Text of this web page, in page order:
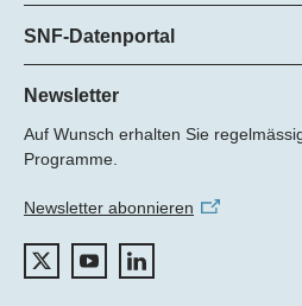
Alle NFP
Programm-Manager
Dr. Pascal Walther, SNF
Tel.: +
22
SNF-Datenportal
Hier finden Sie umfangreiche
geförderten Projekten.
Zum Datenportal
Newsletter
Auf Wunsch erhalten Sie
Programme.
Newsletter abonnieren